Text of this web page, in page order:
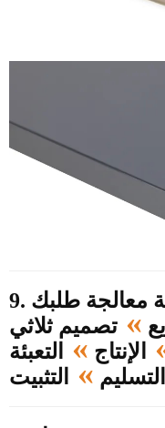
معالجة طلبك
» تصميم ثلاثي
الإنتاج »
التعبئة
التسليم » التثبيت